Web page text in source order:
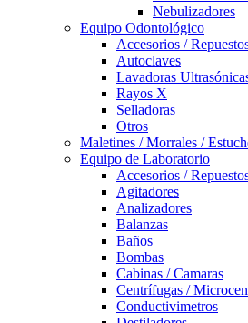
Nebulizadores
Equipo Odontológico
Accesorios /
Autoclaves
Lavadoras
Rayos X
Selladoras
Otros
Maletines / Morrales /
Equipo de Laboratorio
Accesorios /
Agitadores
Analizadores
Balanzas
Baños
Bombas
Cabinas / Camaras
Centrífugas /
Conductivimetros